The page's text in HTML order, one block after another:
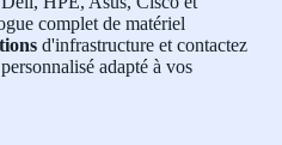
complet de matériel
d'infrastructure et contactez
adapté à vos